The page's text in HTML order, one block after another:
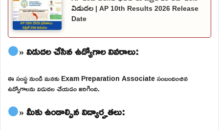
విడుదల | AP 10th Results 2026 Release
Date
» విడుదల చేసిన ఉద్యోగాల వివరాలు:
ఈ సంస్థ నుండి మనకు Exam Preparation Associate సంబందించిన
ఉద్యోగాలను విడుదల చేయడం జరిగింది.
» మీకు ఉండాల్సిన విద్యార్హతలు: